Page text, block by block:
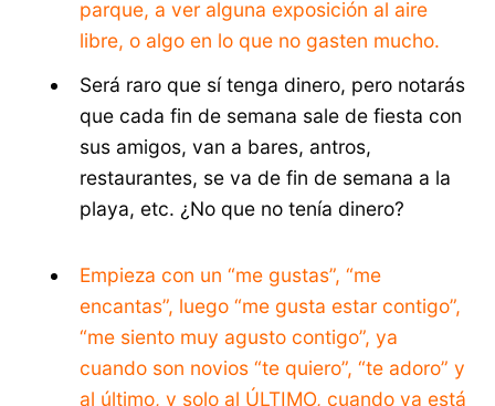
parque, a ver alguna exposición al aire
libre, o algo en lo que no gasten mucho.
Será raro que sí tenga dinero, pero notarás
que cada fin de semana sale de fiesta con
sus amigos, van a bares, antros,
restaurantes, se va de fin de semana a la
playa, etc. ¿No que no tenía dinero?
Empieza con un “me gustas”, “me
encantas”, luego “me gusta estar contigo”,
“me siento muy agusto contigo”, ya
cuando son novios “te quiero”, “te adoro” y
al último, y solo al ÚLTIMO, cuando ya está